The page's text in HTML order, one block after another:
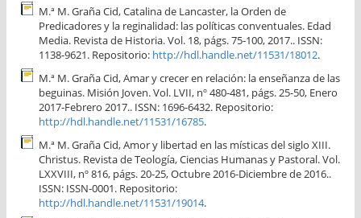
M.ª M. Graña Cid, Catalina de Lancaster, la Orden de
Predicadores y la reginalidad: las políticas conventuales. Edad
Media. Revista de Historia. Vol. 18, págs. 75-100, 2017.. ISSN:
1138-9621. Repositorio: http://hdl.handle.net/11531/18012.
M.ª M. Graña Cid, Amar y crecer en relación: la enseñanza de las
beguinas. Misión Joven. Vol. LVII, nº 480-481, págs. 25-50, Enero
2017-Febrero 2017.. ISSN: 1696-6432. Repositorio:
http://hdl.handle.net/11531/16785.
M.ª M. Graña Cid, Amor y libertad en las místicas del siglo XIII.
Christus. Revista de Teología, Ciencias Humanas y Pastoral. Vol.
LXXVIII, nº 816, págs. 20-25, Octubre 2016-Diciembre de 2016..
ISSN: ISSN-0001. Repositorio:
http://hdl.handle.net/11531/19014.